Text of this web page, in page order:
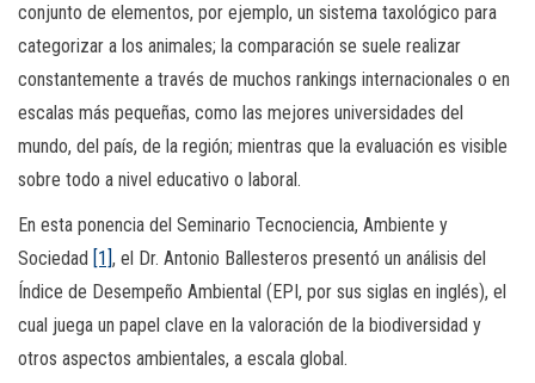
conjunto de elementos, por ejemplo, un sistema taxológico para
categorizar a los animales; la comparación se suele realizar
constantemente a través de muchos rankings internacionales o en
escalas más pequeñas, como las mejores universidades del
mundo, del país, de la región; mientras que la evaluación es visible
sobre todo a nivel educativo o laboral.
En esta ponencia del Seminario Tecnociencia, Ambiente y
Sociedad [1], el Dr. Antonio Ballesteros presentó un análisis del
Índice de Desempeño Ambiental (EPI, por sus siglas en inglés), el
cual juega un papel clave en la valoración de la biodiversidad y
otros aspectos ambientales, a escala global.